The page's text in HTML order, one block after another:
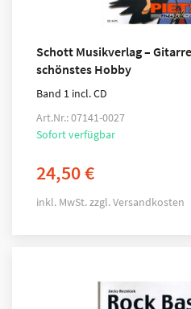
Schott Musikverlag –
schönstes Hobby
Band 1 incl. CD
Art.Nr.: 07141-0027
Sofort verfügbar
24,50€
inkl. MwSt.zzgl.Versandkosten